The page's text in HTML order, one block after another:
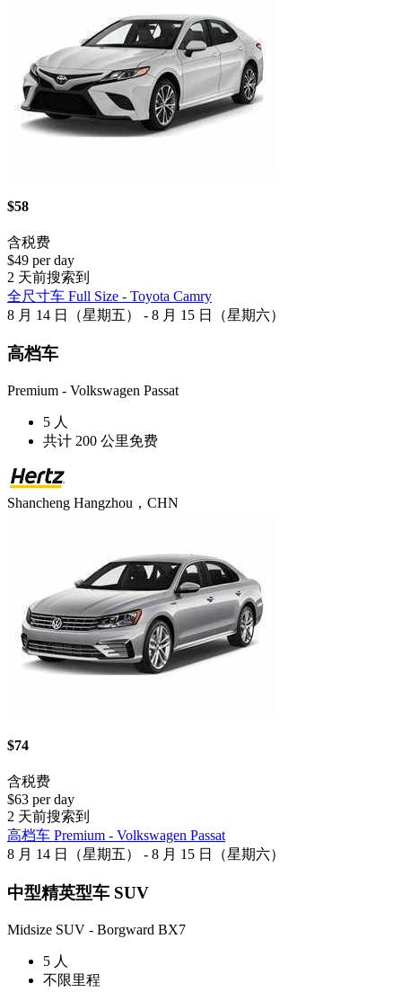
$58
含税费
$49 per day
2 天前搜索到
全尺寸车 Full Size - Toyota Camry
8 月 14 日（星期五） - 8 月 15 日（星期六）
高档车
Premium - Volkswagen Passat
5 人
共计 200 公里免费
Shancheng Hangzhou，CHN
$74
含税费
$63 per day
2 天前搜索到
高档车 Premium - Volkswagen Passat
8 月 14 日（星期五） - 8 月 15 日（星期六）
中型精英型车 SUV
Midsize SUV - Borgward BX7
5 人
不限里程